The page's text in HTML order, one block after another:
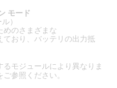
モード
）
めのさまざまな
ており、バッテリの出力抵
モジュールにより異なりま
参照ください。